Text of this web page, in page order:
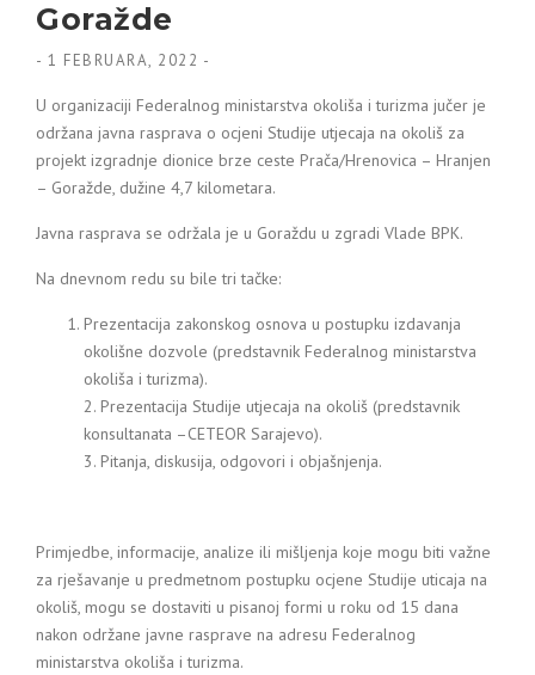
Goražde
- 1 FEBRUARA, 2022 -
U organizaciji Federalnog ministarstva okoliša i turizma jučer je
održana javna rasprava o ocjeni Studije utjecaja na okoliš za
projekt izgradnje dionice brze ceste Prača/Hrenovica – Hranjen
– Goražde, dužine 4,7 kilometara.
Javna rasprava se održala je u Goraždu u zgradi Vlade BPK.
Na dnevnom redu su bile tri tačke:
Prezentacija zakonskog osnova u postupku izdavanja
okolišne dozvole (predstavnik Federalnog ministarstva
okoliša i turizma).
2. Prezentacija Studije utjecaja na okoliš (predstavnik
konsultanata –CETEOR Sarajevo).
3. Pitanja, diskusija, odgovori i objašnjenja.
Primjedbe, informacije, analize ili mišljenja koje mogu biti važne
za rješavanje u predmetnom postupku ocjene Studije uticaja na
okoliš, mogu se dostaviti u pisanoj formi u roku od 15 dana
nakon održane javne rasprave na adresu Federalnog
ministarstva okoliša i turizma.